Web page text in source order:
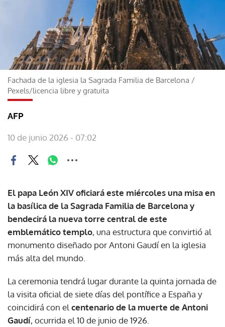
Fachada de la iglesia la Sagrada Familia de Barcelona /
Pexels/licencia libre y gratuita
AFP
10 de junio 2026 - 07:02
El papa León XIV oficiará este miércoles una misa en
la basílica de la Sagrada Familia de Barcelona y
bendecirá la nueva torre central de este
emblemático templo, una estructura que convirtió al
monumento diseñado por Antoni Gaudí en la iglesia
más alta del mundo.
La ceremonia tendrá lugar durante la quinta jornada de
la visita oficial de siete días del pontífice a España y
coincidirá con el centenario de la muerte de Antoni
Gaudí, ocurrida el 10 de junio de 1926.